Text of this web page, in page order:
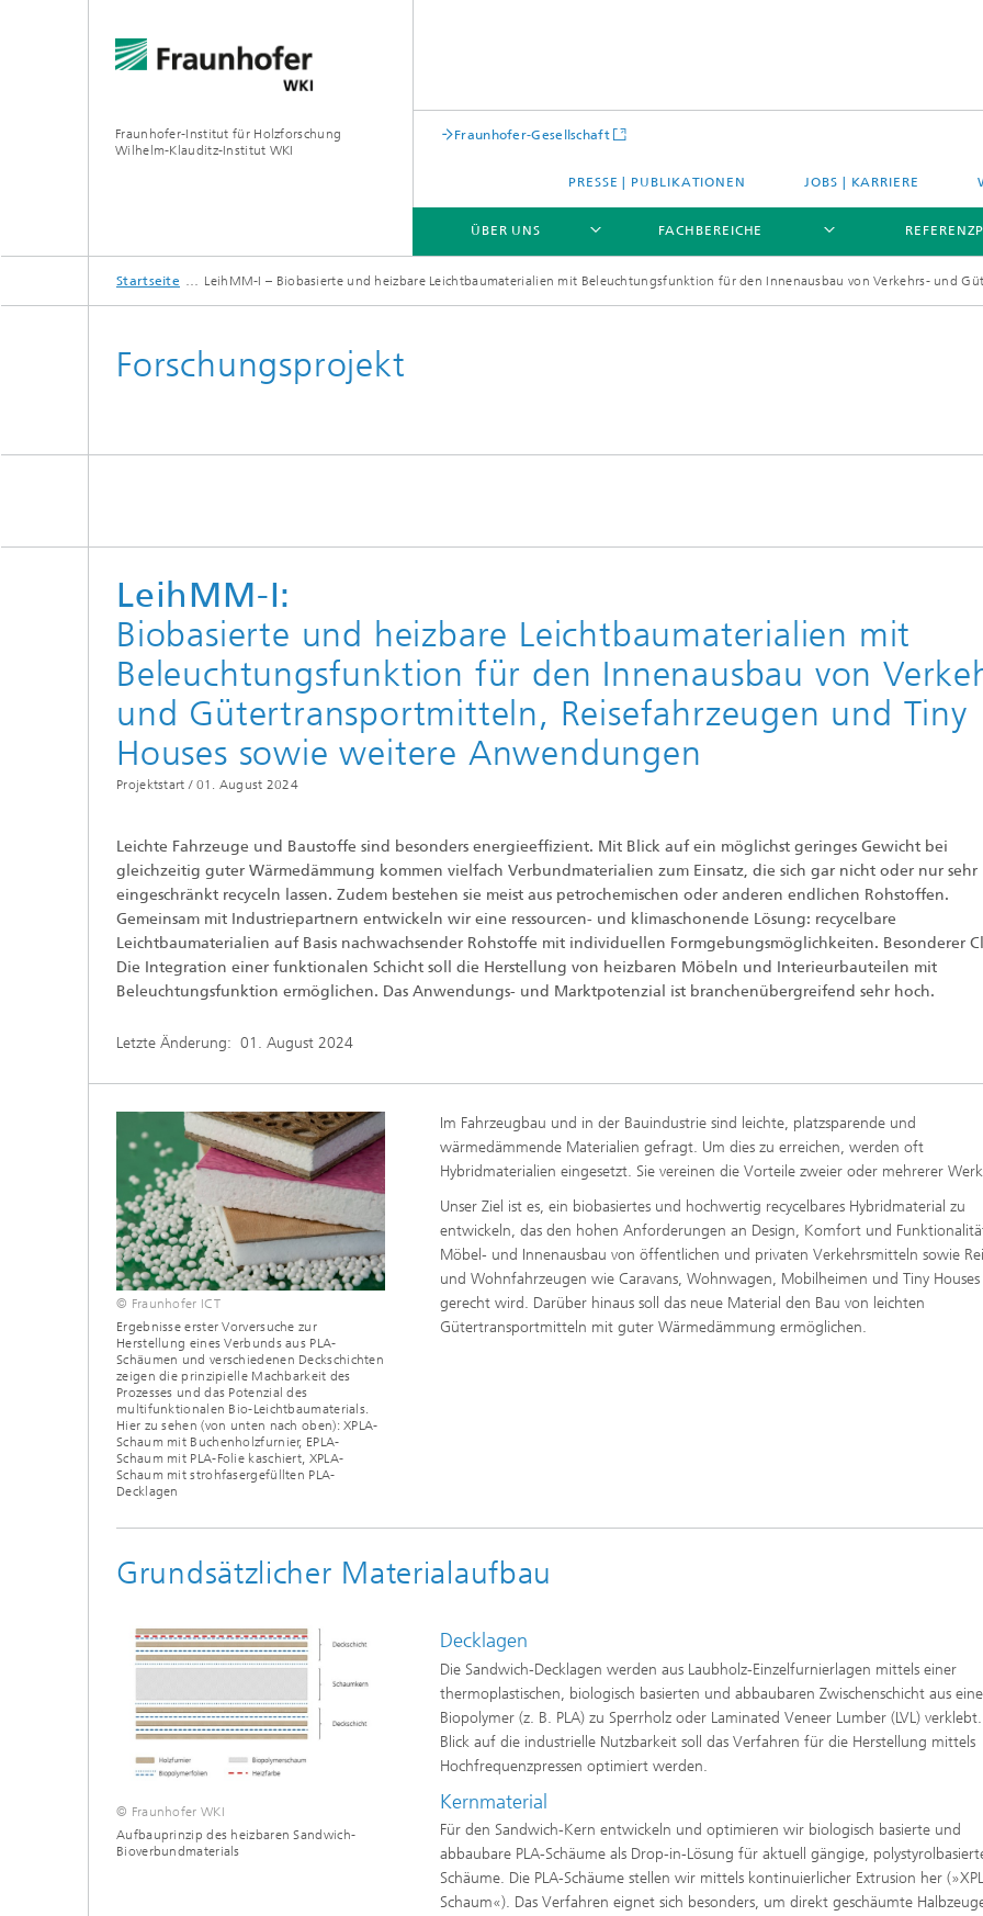
Fraunhofer-Institut für Holzforschung
Wilhelm-Klauditz-Institut WKI
Fraunhofer-Gesellschaft
PRESSE | PUBLIKATIONEN JOBS | KARRIERE
ÜBER UNS
ÜBER UNS
FACHBEREICHE
FACHBEREICHE
Startseite LeihMM-I – Biobasierte und heizbare Leichtbaumaterialien mit Beleuchtungsfunktion für den Innenausbau von Verkehrs- und
Forschungsprojekt
LeihMM-I:
Biobasierte und heizbare Leichtbaumaterialien mit
Beleuchtungsfunktion für den Innenausbau von
und Gütertransportmitteln, Reisefahrzeugen und Tiny
Houses sowie weitere Anwendungen
Projektstart / 01. August 2024
Leichte Fahrzeuge und Baustoffe sind besonders energieeffizient. Mit Blick auf ein möglichst geringes Gewicht bei
gleichzeitig guter Wärmedämmung kommen vielfach Verbundmaterialien zum Einsatz, die sich gar nicht oder nur sehr
eingeschränkt recyceln lassen. Zudem bestehen sie meist aus petrochemischen oder anderen endlichen Rohstoffen.
Gemeinsam mit Industriepartnern entwickeln wir eine ressourcen- und klimaschonende Lösung: recycelbare
Leichtbaumaterialien auf Basis nachwachsender Rohstoffe mit individuellen Formgebungsmöglichkeiten. Besonderer
Die Integration einer funktionalen Schicht soll die Herstellung von heizbaren Möbeln und Interieurbauteilen mit
Beleuchtungsfunktion ermöglichen. Das Anwendungs- und Marktpotenzial ist branchenübergreifend sehr hoch.
Letzte Änderung: 01. August 2024
© Fraunhofer ICT
Ergebnisse erster Vorversuche zur
Herstellung eines Verbunds aus PLA-
Schäumen und verschiedenen Deckschichten
zeigen die prinzipielle Machbarkeit des
Prozesses und das Potenzial des
multifunktionalen Bio-Leichtbaumaterials.
Hier zu sehen (von unten nach oben): XPLA-
Schaum mit Buchenholzfurnier, EPLA-
Schaum mit PLA-Folie kaschiert, XPLA-
Schaum mit strohfasergefüllten PLA-
Decklagen
Im Fahrzeugbau und in der Bauindustrie sind leichte, platzsparende und
wärmedämmende Materialien gefragt. Um dies zu erreichen, werden oft
Hybridmaterialien eingesetzt. Sie vereinen die Vorteile zweier oder mehrerer
Unser Ziel ist es, ein biobasiertes und hochwertig recycelbares Hybridmaterial zu
entwickeln, das den hohen Anforderungen an Design, Komfort und
Möbel- und Innenausbau von öffentlichen und privaten Verkehrsmitteln sowie
und Wohnfahrzeugen wie Caravans, Wohnwagen, Mobilheimen und Tiny Houses
gerecht wird. Darüber hinaus soll das neue Material den Bau von leichten
Gütertransportmitteln mit guter Wärmedämmung ermöglichen.
Grundsätzlicher Materialaufbau
© Fraunhofer WKI
Aufbauprinzip des heizbaren Sandwich-
Bioverbundmaterials
Decklagen
Die Sandwich-Decklagen werden aus Laubholz-Einzelfurnierlagen mittels einer
thermoplastischen, biologisch basierten und abbaubaren Zwischenschicht aus
Biopolymer (z. B. PLA) zu Sperrholz oder Laminated Veneer Lumber (LVL)
Blick auf die industrielle Nutzbarkeit soll das Verfahren für die Herstellung mittels
Hochfrequenzpressen optimiert werden.
Kernmaterial
Für den Sandwich-Kern entwickeln und optimieren wir biologisch basierte und
abbaubare PLA-Schäume als Drop-in-Lösung für aktuell gängige,
Schäume. Die PLA-Schäume stellen wir mittels kontinuierlicher Extrusion her
Schaum«). Das Verfahren eignet sich besonders, um direkt geschäumte